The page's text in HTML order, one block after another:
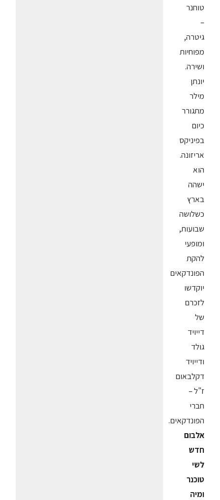
טוחנר
–
גיטרה,
מפוחיות
ושירה.
יונתן
מילר
מתגורר
כיום
בפיניקס
אריזונה.
הוא
ישהה
בארץ
כשלושה
שבועות,
ומופעי
להקת
הפונדקאים
יוקדשו
לזכרם
של
דייויד
גולד
ודייויד
דקלבאום
ז"ל –
חברי
הפונדקאים.
אלבום
חדש
לשי
טוכנר
ומיה